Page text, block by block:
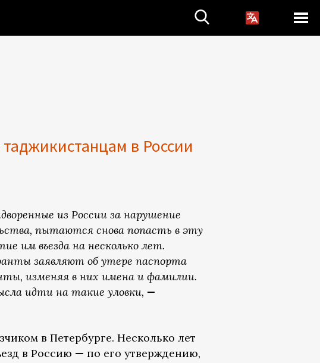
в России
из России за нарушение
пытаются снова попасть в эту
им въезда на несколько лет.
заявляют об утере паспорта
изменяя в них имена и фамилии.
идти на такие уловки, —
в Петербурге. Несколько лет
в Россию — по его утверждению,